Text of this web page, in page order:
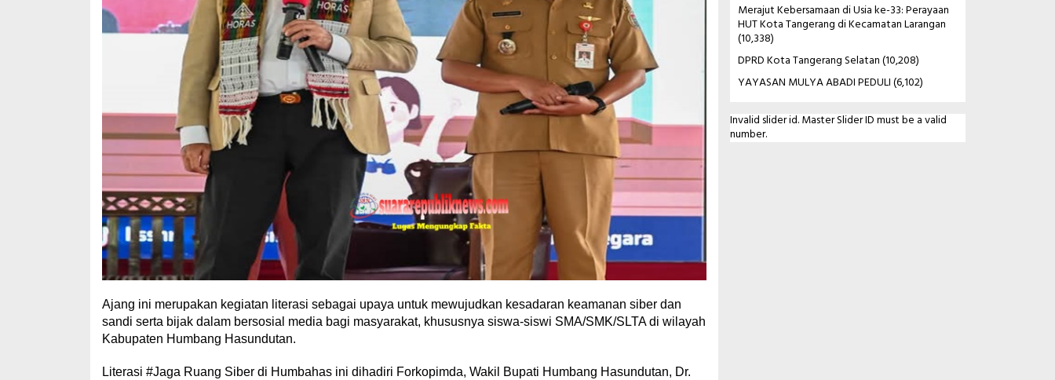
Ajang ini merupakan kegiatan literasi sebagai upaya untuk mewujudkan kesadaran keamanan siber dan
sandi serta bijak dalam bersosial media bagi masyarakat, khususnya siswa-siswi SMA/SMK/SLTA di wilayah
Kabupaten Humbang Hasundutan.
Literasi #Jaga Ruang Siber di Humbahas ini dihadiri Forkopimda, Wakil Bupati Humbang Hasundutan, Dr.
Merajut Kebersamaan di Usia ke-33: Perayaan
HUT Kota Tangerang di Kecamatan Larangan
(10,338)
DPRD Kota Tangerang Selatan(10,208)
YAYASAN MULYA ABADI PEDULI(6,102)
Invalid slider id. Master Slider ID must be a valid
number.